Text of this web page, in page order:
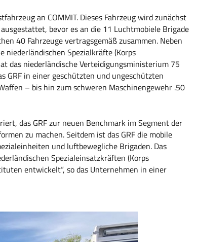
an COMMIT. Dieses Fahrzeug wird zunächst
bevor es an die 11 Luchtmobiele Brigade
40 Fahrzeuge vertragsgemäß zusammen. Neben
Spezialkräfte (Korps
das niederländische Verteidigungsministerium 75
GRF in einer geschützten und ungeschützten
– bis hin zum schweren Maschinengewehr .50
das GRF zur neuen Benchmark im Segment der
zu machen. Seitdem ist das GRF die mobile
und luftbewegliche Brigaden. Das
Spezialeinsatzkräften (Korps
entwickelt“, so das Unternehmen in einer